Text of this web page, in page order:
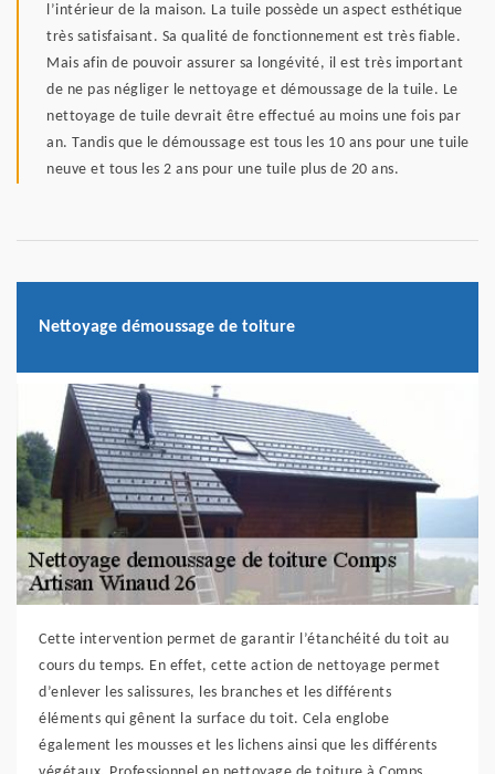
l’intérieur de la maison. La tuile possède un aspect esthétique
très satisfaisant. Sa qualité de fonctionnement est très fiable.
Mais afin de pouvoir assurer sa longévité, il est très important
de ne pas négliger le nettoyage et démoussage de la tuile. Le
nettoyage de tuile devrait être effectué au moins une fois par
an. Tandis que le démoussage est tous les 10 ans pour une tuile
neuve et tous les 2 ans pour une tuile plus de 20 ans.
Nettoyage démoussage de toiture
Cette intervention permet de garantir l’étanchéité du toit au
cours du temps. En effet, cette action de nettoyage permet
d’enlever les salissures, les branches et les différents
éléments qui gênent la surface du toit. Cela englobe
également les mousses et les lichens ainsi que les différents